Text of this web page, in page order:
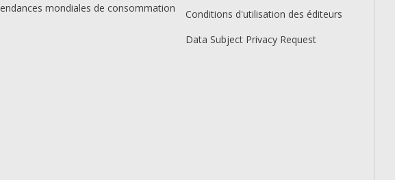
mondiales de consommation
Conditions d'utilisation des éditeurs
Data Subject Privacy Request